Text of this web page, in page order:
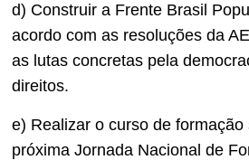
d) Construir a Frente Brasil
acordo com as resoluções da
as lutas concretas pela
direitos.
e) Realizar o curso de formação
próxima Jornada Nacional de